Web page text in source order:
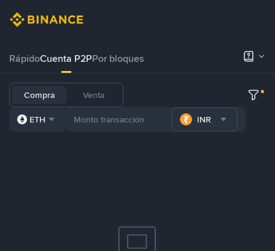
RápidoCuenta P2PPor bloques
Compra Venta
ETH INR